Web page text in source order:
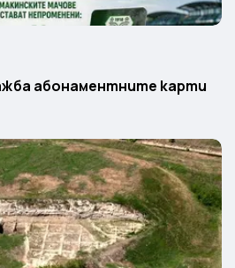
абонаментните карти